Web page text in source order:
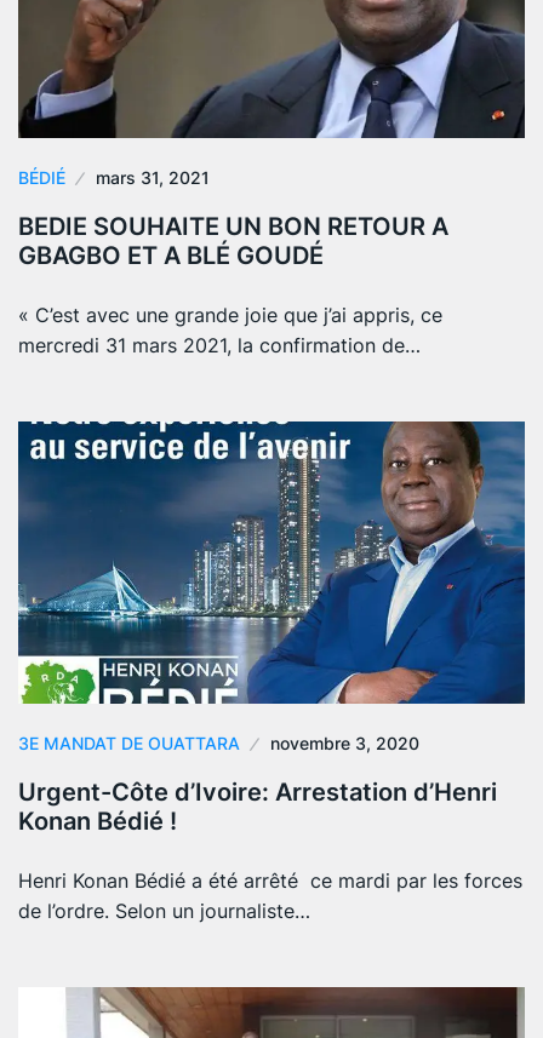
BÉDIÉ mars 31, 2021
BEDIE SOUHAITE UN BON RETOUR A
GBAGBO ET A BLÉ GOUDÉ
« C’est avec une grande joie que j’ai appris, ce
mercredi 31 mars 2021, la confirmation de…
3E MANDAT DE OUATTARA novembre 3, 2020
Urgent-Côte d’Ivoire: Arrestation d’Henri
Konan Bédié !
Henri Konan Bédié a été arrêté ce mardi par les forces
de l’ordre. Selon un journaliste…